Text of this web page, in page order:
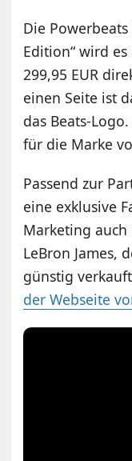
Die
Edition“ wird
299,95 EUR
einen Seite ist
das Beats-
für die Marke
Passend zur
eine exklusive
Marketing
LeBron James,
günstig
der Webseite